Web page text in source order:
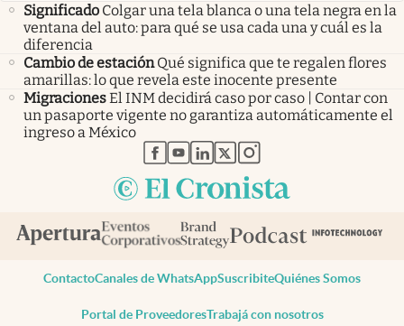
Significado Colgar una tela blanca o una tela negra en la
ventana del auto: para qué se usa cada una y cuál es la
diferencia
Cambio de estación Qué significa que te regalen flores
amarillas: lo que revela este inocente presente
MigracionesEl INM decidirá caso por caso | Contar con
un pasaporte vigente no garantiza automáticamente el
ingreso a México
abre en nueva pestaña
abre en nueva pestaña
abre en nueva pestaña
abre en nueva pestaña
abre en nueva pestaña
ContactoCanales de WhatsAppSuscribiteQuiénes Somos
Portal de ProveedoresTrabajá con nosotros